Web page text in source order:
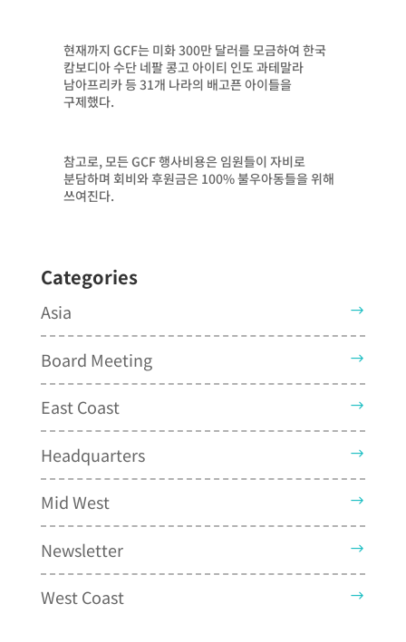
현재까지 GCF는 미화 300만 달러를 모금하여 한국
캄보디아 수단 네팔 콩고 아이티 인도 과테말라
남아프리카 등 31개 나라의 배고픈 아이들을
구제했다.
참고로, 모든 GCF 행사비용은 임원들이 자비로
분담하며 회비와 후원금은 100% 불우아동들을 위해
쓰여진다.
Categories
Asia
Board Meeting
East Coast
Headquarters
Mid West
Newsletter
West Coast